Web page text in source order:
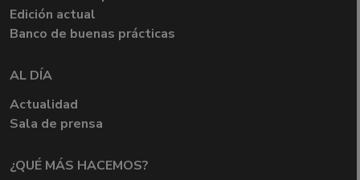
Edición actual
Banco de buenas prácticas
AL DÍA
Actualidad
Sala de prensa
¿QUÉ MÁS HACEMOS?